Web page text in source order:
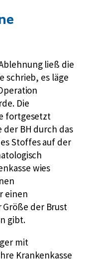
ließ die
schrieb, es läge
Die
fortgesetzt
BH durch das
Stoffes auf der
wies
einen
der Brust
gibt.
mit
Krankenkasse